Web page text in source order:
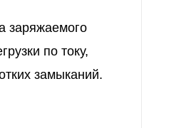
заряжаемого
по току,
замыканий.